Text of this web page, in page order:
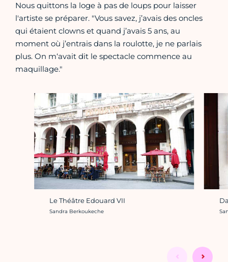
Nous quittons la loge à pas de loups pour laisser
l'artiste se préparer. "Vous savez, j’avais des oncles
qui étaient clowns et quand j’avais 5 ans, au
moment où j’entrais dans la roulotte, je ne parlais
plus. On m‘avait dit le spectacle commence au
maquillage."
Le Théâtre Edouard VII
Crédit photo :
Sandra Berkoukeche